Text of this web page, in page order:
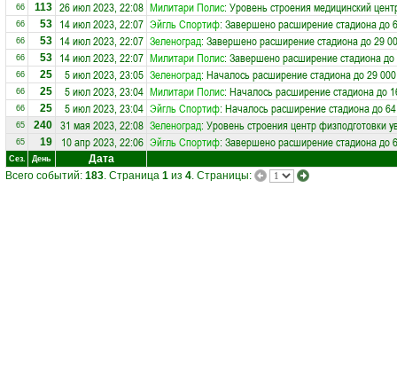
66 113 26 июл 2023, 22:08 Милитари Полис: Уровень строения медицинский
66 53 14 июл 2023, 22:07 Эйгль Спортиф: Завершено расширение стадиона до
66 53 14 июл 2023, 22:07 Зеленоград: Завершено расширение стадиона до 29
66 53 14 июл 2023, 22:07 Милитари Полис: Завершено расширение стадиона до
66 25 5 июл 2023, 23:05 Зеленоград: Началось расширение стадиона до 29
66 25 5 июл 2023, 23:04 Милитари Полис: Началось расширение стадиона до
66 25 5 июл 2023, 23:04 Эйгль Спортиф: Началось расширение стадиона до
65 240 31 мая 2023, 22:08 Зеленоград: Уровень строения центр физподготовки
65 19 10 апр 2023, 22:06 Эйгль Спортиф: Завершено расширение стадиона до
Сез. День
Дата
Всего событий: 183. Страница 1 из 4. Страницы: